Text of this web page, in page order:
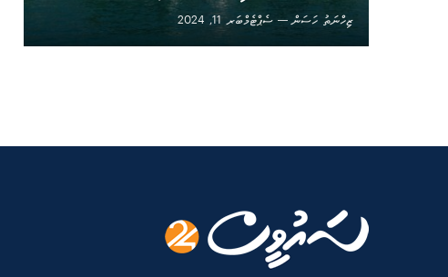
ޒިހްނަތު ހަސަން
ސެޕްޓެމްބަރ 11, 2024